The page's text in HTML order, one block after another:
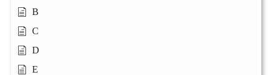
B
C
D
E